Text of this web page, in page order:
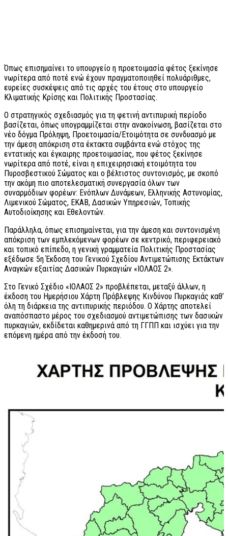
Όπως επισημαίνει το υπουργείο η προετοιμασία φέτος ξεκίνησε
νωρίτερα από ποτέ ενώ έχουν πραγματοποιηθεί πολυάριθμες,
ευρείες συσκέψεις από τις αρχές του έτους στο υπουργείο
Κλιματικής Κρίσης και Πολιτικής Προστασίας.
Ο στρατηγικός σχεδιασμός για τη φετινή αντιπυρική περίοδο
βασίζεται, όπως υπογραμμίζεται στην ανακοίνωση, βασίζεται στο
νέο δόγμα Πρόληψη, Προετοιμασία/Ετοιμότητα σε συνδυασμό με
την άμεση απόκριση στα έκτακτα συμβάντα ενώ στόχος της
εντατικής και έγκαιρης προετοιμασίας, που φέτος ξεκίνησε
νωρίτερα από ποτέ, είναι η επιχειρησιακή ετοιμότητα του
Πυροσβεστικού Σώματος και ο βέλτιστος συντονισμός, με σκοπό
την ακόμη πιο αποτελεσματική συνεργασία όλων των
συναρμόδιων φορέων: Ενόπλων Δυνάμεων, Ελληνικής Αστυνομίας,
Λιμενικού Σώματος, ΕΚΑΒ, Δασικών Υπηρεσιών, Τοπικής
Αυτοδιοίκησης και Εθελοντών.
Παράλληλα, όπως επισημαίνεται, για την άμεση και συντονισμένη
απόκριση των εμπλεκόμενων φορέων σε κεντρικό, περιφερειακό
και τοπικό επίπεδο, η γενική γραμματεία Πολιτικής Προστασίας
εξέδωσε 5η Έκδοση του Γενικού Σχεδίου Αντιμετώπισης Εκτάκτων
Αναγκών εξαιτίας Δασικών Πυρκαγιών «ΙΟΛΑΟΣ 2».
Στο Γενικό Σχέδιο «ΙΟΛΑΟΣ 2» προβλέπεται, μεταξύ άλλων, η
έκδοση του Ημερήσιου Χάρτη Πρόβλεψης Κινδύνου Πυρκαγιάς καθ’
όλη τη διάρκεια της αντιπυρικής περιόδου. Ο Χάρτης αποτελεί
αναπόσπαστο μέρος του σχεδιασμού αντιμετώπισης των δασικών
πυρκαγιών, εκδίδεται καθημερινά από τη ΓΓΠΠ και ισχύει για την
επόμενη ημέρα από την έκδοσή του.